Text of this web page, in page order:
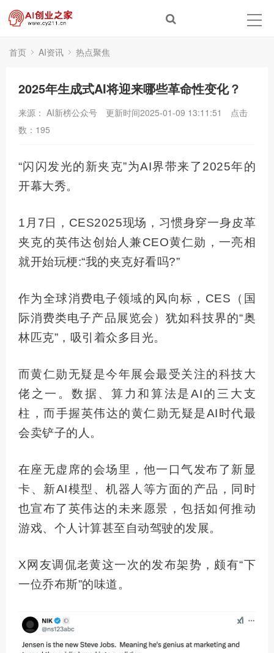
首页 AI资讯 热点聚焦
2025年生成式AI将迎来哪些革命性变化？
来源： AI新榜公众号 更新时间2025-01-09 13:11:51
点击
数： 195
“闪闪发光的新夹克”为AI界带来了2025年的
开幕大秀。
1月7日， CES2025现场，习惯身穿一身皮革
夹克的英伟达创始人兼CEO黄仁勋，一亮相
就开始玩梗:“我的夹克好看吗?”
作为全球消费电子领域的风向标，CES（国
际消费类电子产品展览会）犹如科技界的“奥
林匹克”，吸引着众多目光。
而黄仁勋无疑是今年展会最受关注的科技大
佬之一。数据、算力和算法是AI的三大支
柱，而手握英伟达的黄仁勋无疑是AI时代最
会卖铲子的人。
在座无虚席的会场里，他一口气发布了新显
卡、新AI模型、机器人等方面的产品，同时
也宣布了英伟达的未来愿景，包括如何推动
游戏、个人计算甚至自动驾驶的发展。
X网友调侃老黄这一次的发布架势，颇有“下
一位乔布斯”的味道。